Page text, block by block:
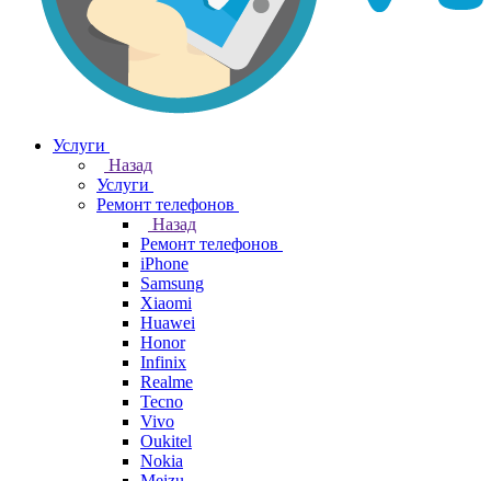
Услуги
Назад
Услуги
Ремонт телефонов
Назад
Ремонт телефонов
iPhone
Samsung
Xiaomi
Huawei
Honor
Infinix
Realme
Tecno
Vivo
Oukitel
Nokia